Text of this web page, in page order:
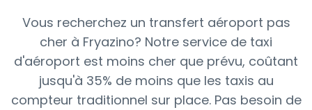
Vous recherchez un transfert aéroport pas
cher à Fryazino? Notre service de taxi
d'aéroport est moins cher que prévu, coûtant
jusqu'à 35% de moins que les taxis au
compteur traditionnel sur place. Pas besoin de